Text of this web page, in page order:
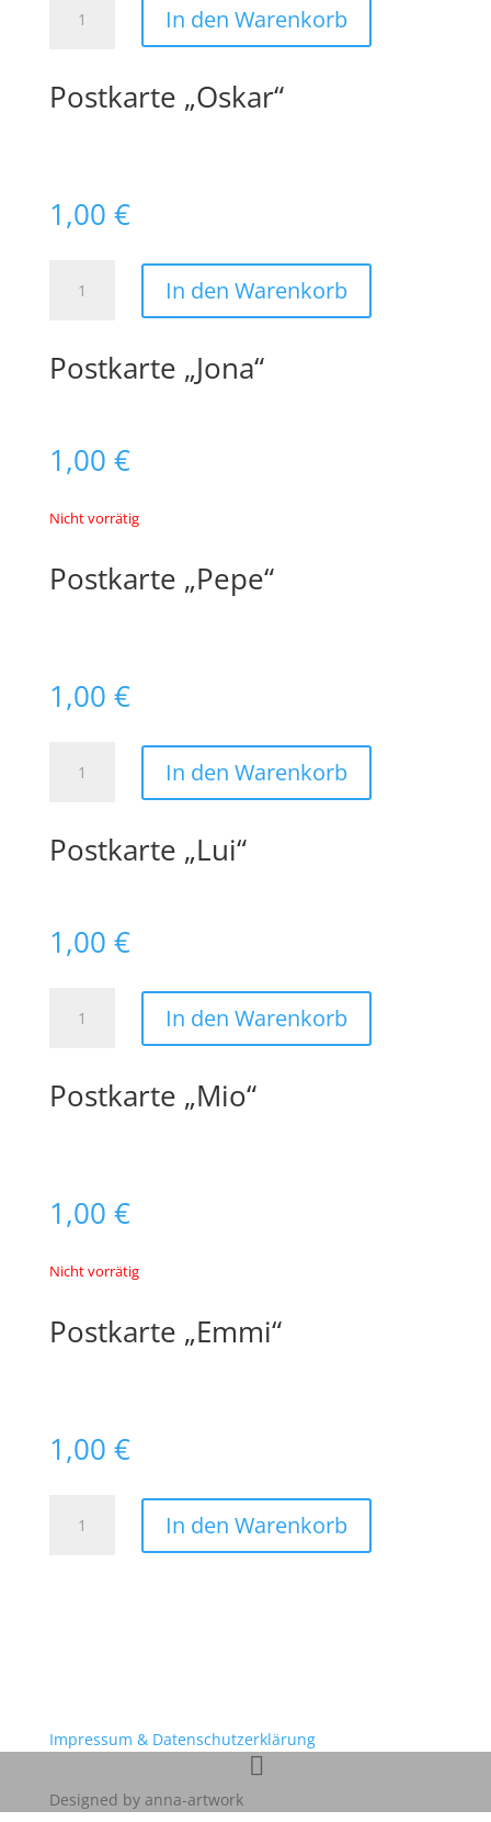
"Pepper"
In den Warenkorb
Postkarte „Oskar“
1,00 €
"Oskar"
In den Warenkorb
Postkarte „Jona“
1,00 €
Nicht vorrätig
Postkarte „Pepe“
1,00 €
"Pepe"
In den Warenkorb
Postkarte „Lui“
1,00 €
"Lui"
In den Warenkorb
Postkarte „Mio“
1,00 €
Nicht vorrätig
Postkarte „Emmi“
1,00 €
"Emmi"
In den Warenkorb
Impressum & Datenschutzerklärung
Designed by anna-artwork